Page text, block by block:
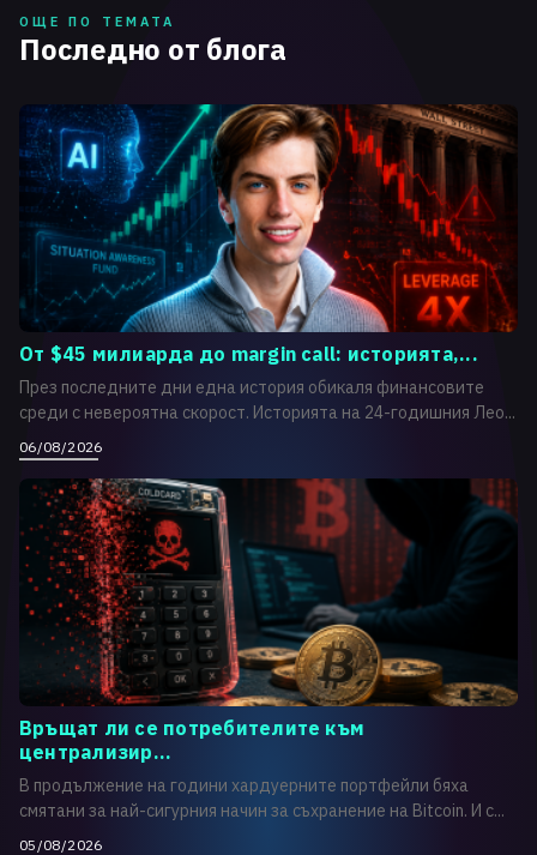
ОЩЕ ПО ТЕМАТА
Последно от блога
От $45 милиарда до margin call: историята,...
През последните дни една история обикаля финансовите
среди с невероятна скорост. Историята на 24-годишния Лео...
06/08/2026
Връщат ли се потребителите към
централизир...
В продължение на години хардуерните портфейли бяха
смятани за най-сигурния начин за съхранение на Bitcoin. И с...
05/08/2026